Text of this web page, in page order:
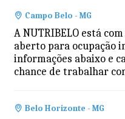
Campo Belo - MG
A NUTRIBELO está
aberto para ocupação
informações abaixo e
chance de trabalhar
Belo Horizonte - MG